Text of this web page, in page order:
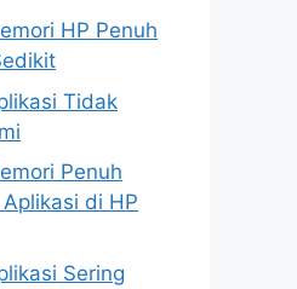
HP Penuh
Tidak
Penuh
di HP
Sering